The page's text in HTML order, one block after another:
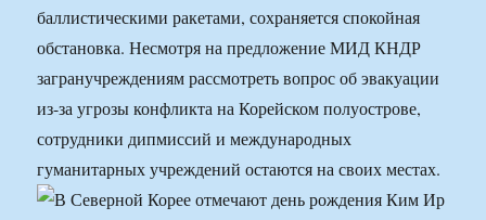
баллистическими ракетами, сохраняется спокойная
обстановка. Несмотря на предложение МИД КНДР
загранучреждениям рассмотреть вопрос об эвакуации
из-за угрозы конфликта на Корейском полуострове,
сотрудники дипмиссий и международных
гуманитарных учреждений остаются на своих местах.